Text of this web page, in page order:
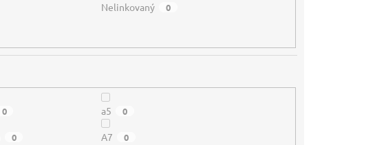
Nelinkovaný 0
0 a5 0
0 A7 0